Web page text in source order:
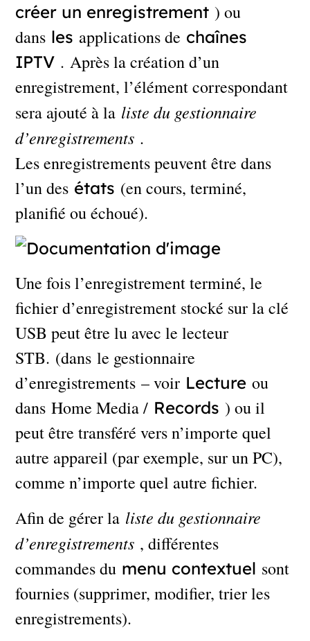
créer un enregistrement ) ou
dans les applications de chaînes
IPTV . Après la création d’un
enregistrement, l’élément correspondant
sera ajouté à la liste du gestionnaire
d’enregistrements .
Les enregistrements peuvent être dans
l’un des états (en cours, terminé,
planifié ou échoué).
Une fois l’enregistrement terminé, le
fichier d’enregistrement stocké sur la clé
USB peut être lu avec le lecteur
STB. (dans le gestionnaire
d’enregistrements – voir Lecture ou
dans Home Media / Records ) ou il
peut être transféré vers n’importe quel
autre appareil (par exemple, sur un PC),
comme n’importe quel autre fichier.
Afin de gérer la liste du gestionnaire
d’enregistrements , différentes
commandes du menu contextuel sont
fournies (supprimer, modifier, trier les
enregistrements).